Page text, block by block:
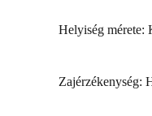
Helyiség mérete:
Zajérzékenység: